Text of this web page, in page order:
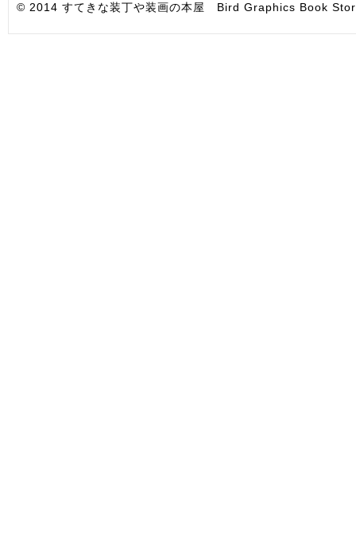
© 2014 すてきな装丁や装画の本屋 Bird Graphics Book